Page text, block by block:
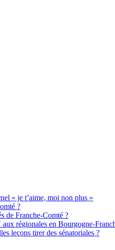
« je t’aime, moi non plus »
?
de Franche-Comté ?
régionales en Bourgogne-
leçons tirer des sénatoriales ?